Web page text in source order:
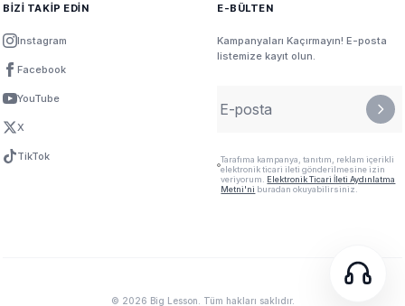
BİZİ TAKİP EDİN
Instagram
Facebook
YouTube
X
TikTok
E-BÜLTEN
Kampanyaları Kaçırmayın! E-posta
listemize kayıt olun.
Tarafıma kampanya, tanıtım, reklam içerikli
elektronik ticari ileti gönderilmesine izin
veriyorum. Elektronik Ticari İleti Aydınlatma
Metni'ni buradan okuyabilirsiniz.
© 2026 Big Lesson. Tüm hakları saklıdır.